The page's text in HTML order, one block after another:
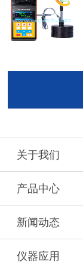
关于我们
产品中心
新闻动态
仪器应用